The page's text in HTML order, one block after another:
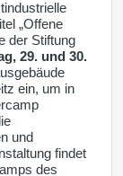
„Offene
der Stiftung
29. und 30.
ein, um in
und
findet
des